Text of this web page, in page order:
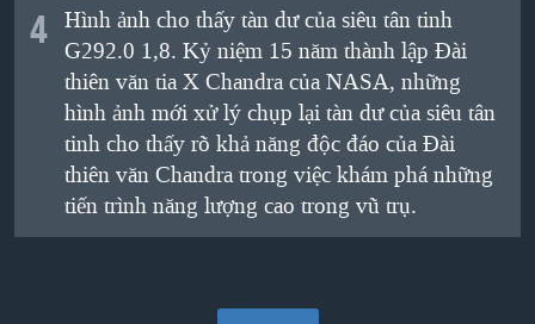
4 Hình ảnh cho thấy tàn dư của siêu tân tinh
G292.0 1,8. Kỷ niệm 15 năm thành lập Đài
thiên văn tia X Chandra của NASA, những
hình ảnh mới xử lý chụp lại tàn dư của siêu tân
tinh cho thấy rõ khả năng độc đáo của Đài
thiên văn Chandra trong việc khám phá những
tiến trình năng lượng cao trong vũ trụ.